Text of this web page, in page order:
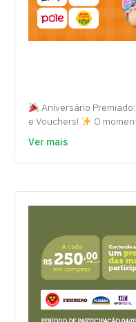
Aniversário
e Vouchers!
O
Ver mais